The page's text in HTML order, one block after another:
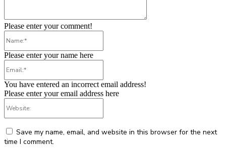
Please enter your comment!
Please enter your name here
You have entered an incorrect email address!
Please enter your email address here
Save my name, email, and website in this browser for the next
time I comment.